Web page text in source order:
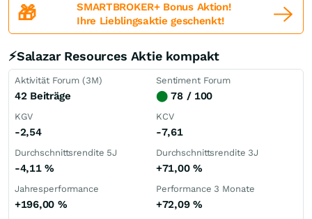
🎁
SMARTBROKER+ Bonus Aktion!
Ihre Lieblingsaktie geschenkt!
⚡Salazar Resources Aktie kompakt
Aktivität Forum (3M)
42 Beiträge
Sentiment Forum
⬤78 / 100
KGV
-2,54
KCV
-7,61
Durchschnittsrendite 5J
-4,11%
Durchschnittsrendite 3J
+71,00 %
Jahresperformance
+196,00 %
Performance 3 Monate
+72,09 %